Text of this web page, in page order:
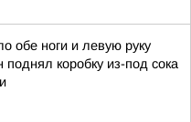
обе ноги и левую руку
поднял коробку из-под сока